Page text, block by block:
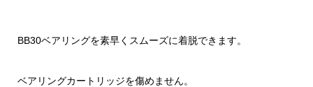
BB30ベアリングを素早くスムーズに着脱できます。
ベアリングカートリッジを傷めません。